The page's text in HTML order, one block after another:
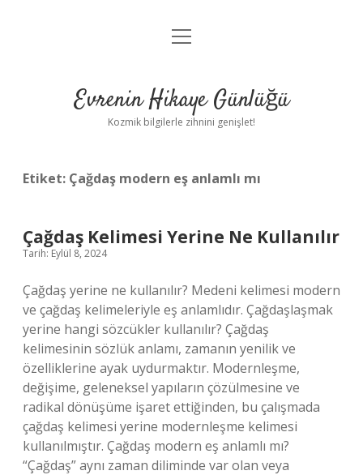
Anasayfa
Yasal Uyarı
menüyü
Evrenin Hikaye Günlüğü
Kozmik bilgilerle zihnini genişlet!
Etiket: Çağdaş modern eş anlamlı mı
Çağdaş Kelimesi Yerine Ne Kullanılır
Tarih: Eylül 8, 2024
Çağdaş yerine ne kullanılır? Medeni kelimesi modern
ve çağdaş kelimeleriyle eş anlamlıdır. Çağdaşlaşmak
yerine hangi sözcükler kullanılır? Çağdaş
kelimesinin sözlük anlamı, zamanın yenilik ve
özelliklerine ayak uydurmaktır. Modernleşme,
değişime, geleneksel yapıların çözülmesine ve
radikal dönüşüme işaret ettiğinden, bu çalışmada
çağdaş kelimesi yerine modernleşme kelimesi
kullanılmıştır. Çağdaş modern eş anlamlı mı?
“Çağdaş” aynı zaman diliminde var olan veya